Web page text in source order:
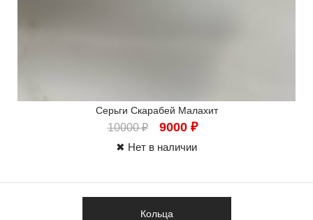
Серьги Скарабей Малахит
10000₽ 9000 ₽
✖ Нет в наличии
Кольца